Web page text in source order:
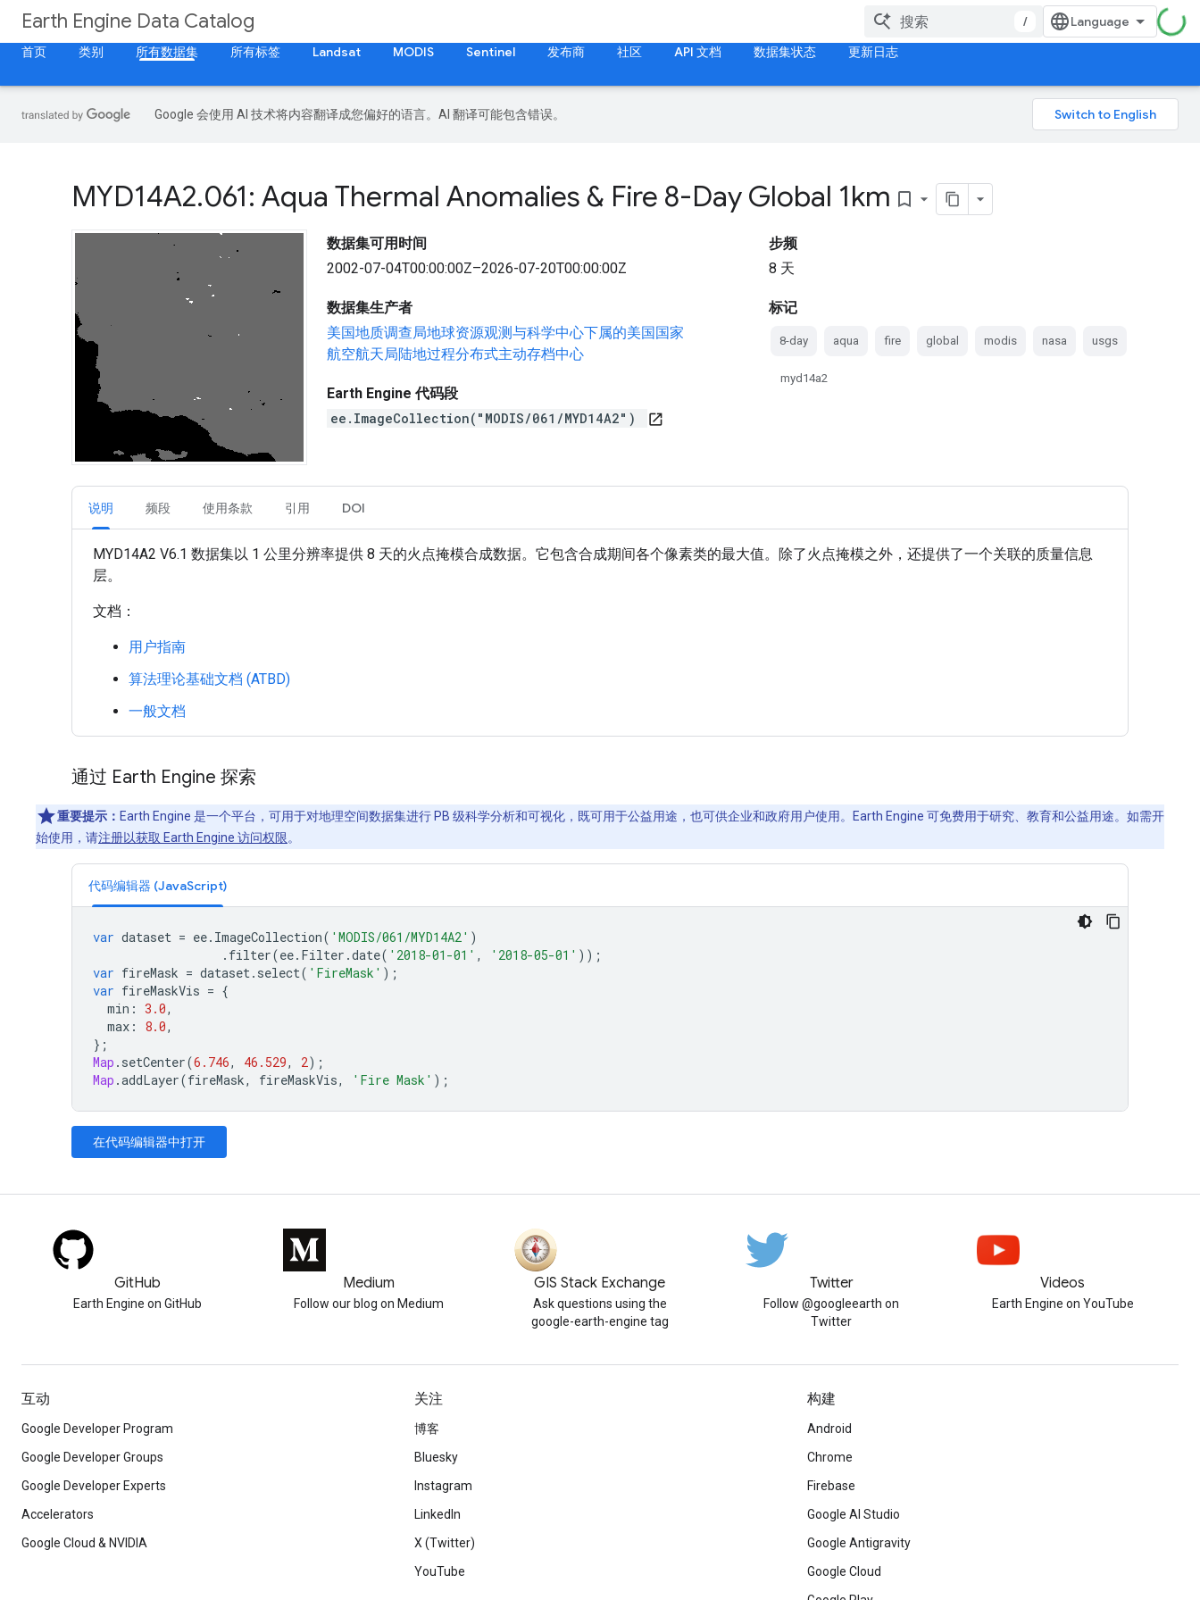
Earth Engine Data Catalog
/
首页
类别 所有数据集 所有标签 Landsat MODIS Sentinel 发布商 社区 API 文档 数据集状态 更新日志
Google 会使用 AI 技术将内容翻译成您偏好的语言。AI 翻译可能包含错误。
MYD14A2.061: Aqua Thermal Anomalies & Fire 8-Day Global 1km bookmark_border
数据集可用时间
2002-07-04T00:00:00Z–2026-07-20T00:00:00Z
数据集生产者
美国地质调查局地球资源观测与科学中心下属的美国国家
航空航天局陆地过程分布式主动存档中心
Earth Engine 代码段
ee.ImageCollection("MODIS/061/MYD14A2")
open_in_new
步频
8 天
标记
8-day aqua fire global modis nasa usgs
myd14a2
说明 频段 使用条款 引用 DOI
MYD14A2 V6.1 数据集以 1 公里分辨率提供 8 天的火点掩模合成数据。它包含合成期间各个像素类的最大值。除了火点掩模之外，还提供了一个关联的质量信息
层。
文档：
用户指南
算法理论基础文档 (ATBD)
一般文档
通过 Earth Engine 探索
重要提示： Earth Engine 是一个平台，可用于对地理空间数据集进行 PB 级科学分析和可视化，既可用于公益用途，也可供企业和政府用户使用。Earth Engine 可免费用于研究、教育和公益用途。如需开
始使用，请注册以获取 Earth Engine 访问权限。
代码编辑器 (JavaScript)
var dataset = ee. ImageCollection( 'MODIS/061/MYD14A2' )
. filter(ee. Filter .date( '2018-01-01' , '2018-05-01' ));
var fireMask = dataset. select( 'FireMask' );
var fireMaskVis = {
min : 3.0,
max : 8.0,
};
Map . setCenter(6.746, 46.529, 2);
Map .addLayer(fireMask, fireMaskVis, 'Fire Mask' );
在代码编辑器中打开
GitHub
Earth Engine on GitHub
Medium
Follow our blog on Medium
GIS Stack Exchange
Ask questions using the
google-earth-engine tag
Twitter
Follow @googleearth on
Twitter
Videos
Earth Engine on YouTube
互动
Google Developer Program
Google Developer Groups
Google Developer Experts
Accelerators
Google Cloud & NVIDIA
关注
博客
Bluesky
Instagram
LinkedIn
X (Twitter)
YouTube
构建
Android
Chrome
Firebase
Google AI Studio
Google Antigravity
Google Cloud